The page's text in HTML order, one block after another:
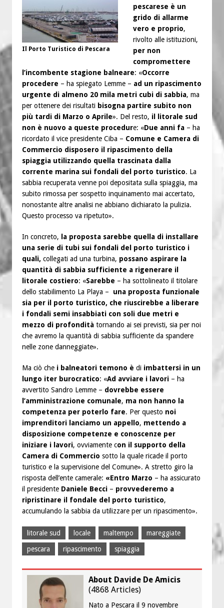
Il Porto Turistico di Pescara
pescarese è un
grido di allarme
vero e proprio,
rivolto alle istituzioni,
per non
compromettere
l’incombente stagione balneare: «Occorre
procedere – ha spiegato Lemme – ad un ripascimento
urgente di almeno 20 mila metri cubi di sabbia, ma
per ottenere dei risultati bisogna partire subito non
più tardi di Marzo o Aprile». Del resto, il litorale sud
non è nuovo a queste procedure: «Due anni fa – ha
ricordato il vice presidente Ciba – Comune e Camera di
Commercio disposero il ripascimento della
spiaggia utilizzando quella trascinata dalla
corrente marina sui fondali del porto turistico. La
sabbia recuperata venne poi depositata sulla spiaggia, ma
subito rimossa per sospetto inquinamento mai accertato,
nonostante altre analisi ne abbiano dichiarato la pulizia.
Questo processo va ripetuto».
In concreto, la proposta sarebbe quella di installare
una serie di tubi sui fondali del porto turistico i
quali, collegati ad una turbina, possano aspirare la
quantità di sabbia sufficiente a rigenerare il
litorale costiero: «Sarebbe – ha sottolineato il titolare
dello stabilimento La Playa – una proposta funzionale
sia per il porto turistico, che riuscirebbe a liberare
i fondali semi insabbiati con soli due metri e
mezzo di profondità tornando ai sei previsti, sia per noi
che avremo la quantità di sabbia sufficiente da spandere
nelle zone danneggiate».
Ma ciò che i balneatori temono è di imbattersi in un
lungo iter burocratico: «Ad avviare i lavori – ha
avvertito Sandro Lemme – dovrebbe essere
l’amministrazione comunale, ma non hanno la
competenza per poterlo fare. Per questo noi
imprenditori lanciamo un appello, mettendo a
disposizione competenze e conoscenze per
iniziare i lavori, ovviamente con il supporto della
Camera di Commercio sotto la quale ricade il porto
turistico e la supervisione del Comune». A stretto giro la
risposta dell’ente camerale: «Entro Marzo – ha assicurato
il presidente Daniele Becci – provvederemo a
ripristinare il fondale del porto turistico,
accumulando la sabbia da utilizzare per un ripascimento».
litorale sud locale maltempo
mareggiate
pescara
ripascimento spiaggia
About Davide De Amicis
(4868 Articles)
Nato a Pescara il 9 novembre